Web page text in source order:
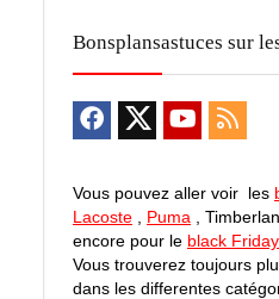
Bonsplansastuces sur
Vous pouvez aller voir les
Lacoste
Puma ,
encore pour le black Friday
Vous trouverez toujours
dans les differentes